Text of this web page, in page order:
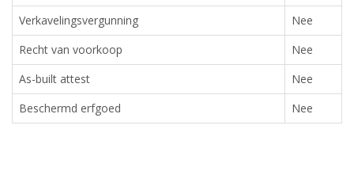
Verkavelingsvergunning
Nee
Recht van voorkoop
Nee
As-built attest
Nee
Beschermd erfgoed
Nee